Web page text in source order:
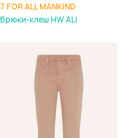
7 FOR ALL MANKIND
Брюки-клеш HW ALI